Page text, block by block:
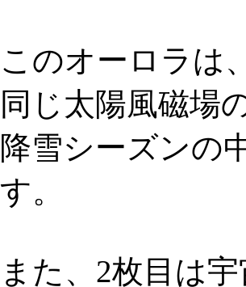
このオーロラは
同じ太陽風磁場
降雪シーズンの
す。
また、2枚目は